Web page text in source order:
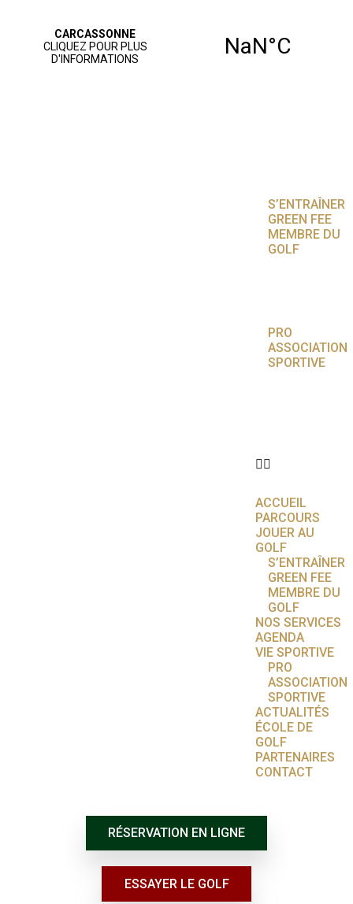
S’ENTRAÎNER
GREEN FEE
MEMBRE DU
GOLF
PRO
ASSOCIATION
SPORTIVE
ACCUEIL
PARCOURS
JOUER AU
GOLF
S’ENTRAÎNER
GREEN FEE
MEMBRE DU
GOLF
NOS SERVICES
AGENDA
VIE SPORTIVE
PRO
ASSOCIATION
SPORTIVE
ACTUALITÉS
ÉCOLE DE
GOLF
PARTENAIRES
CONTACT
RÉSERVATION EN LIGNE
ESSAYER LE GOLF